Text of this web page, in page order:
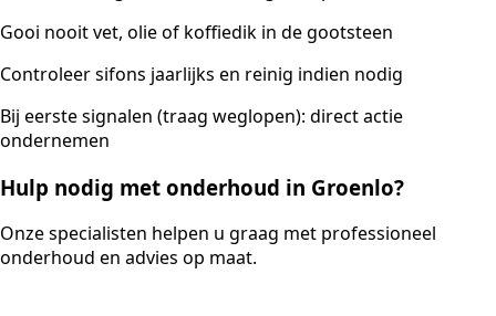
Gooi nooit vet, olie of koffiedik in de gootsteen
Controleer sifons jaarlijks en reinig indien nodig
Bij eerste signalen (traag weglopen): direct actie
ondernemen
Hulp nodig met onderhoud in Groenlo?
Onze specialisten helpen u graag met professioneel
onderhoud en advies op maat.